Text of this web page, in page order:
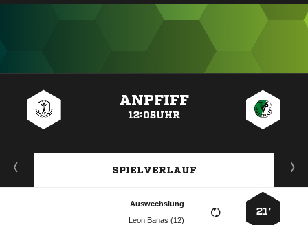
ANPFIFF
12:05UHR
SPIELVERLAUF
21’
Auswechslung
  